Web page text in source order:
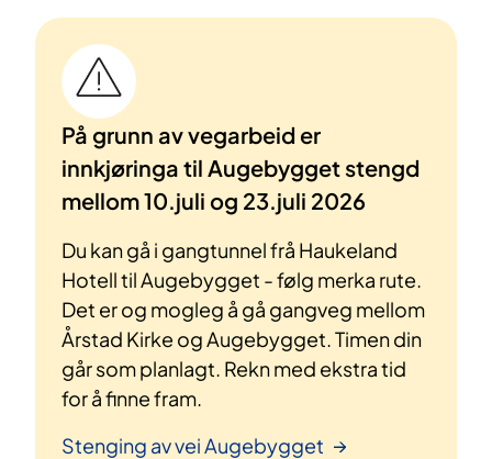
På grunn av vegarbeid er
innkjøringa til Augebygget stengd
mellom 10.juli og 23.juli 2026
Du kan gå i gangtunnel frå Haukeland
Hotell til Augebygget - følg merka rute.
Det er og mogleg å gå gangveg mellom
Årstad Kirke og Augebygget. Timen din
går som planlagt. Rekn med ekstra tid
for å finne fram.
Stenging av vei Augebygget